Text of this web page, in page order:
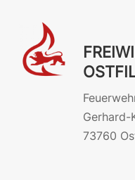
Gerhard-
73760